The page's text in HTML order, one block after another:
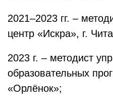
2021–2023 гг. –
центр «Искра», г.
2023 г. – методист
образовательных
«Орлёнок»;